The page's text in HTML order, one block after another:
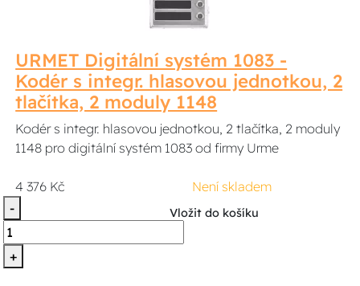
URMET Digitální systém 1083 -
Kodér s integr. hlasovou jednotkou, 2
tlačítka, 2 moduly 1148
Kodér s integr. hlasovou jednotkou, 2 tlačítka, 2 moduly
1148 pro digitální systém 1083 od firmy Urme
4 376 Kč
Není skladem
-
+
Vložit do košíku